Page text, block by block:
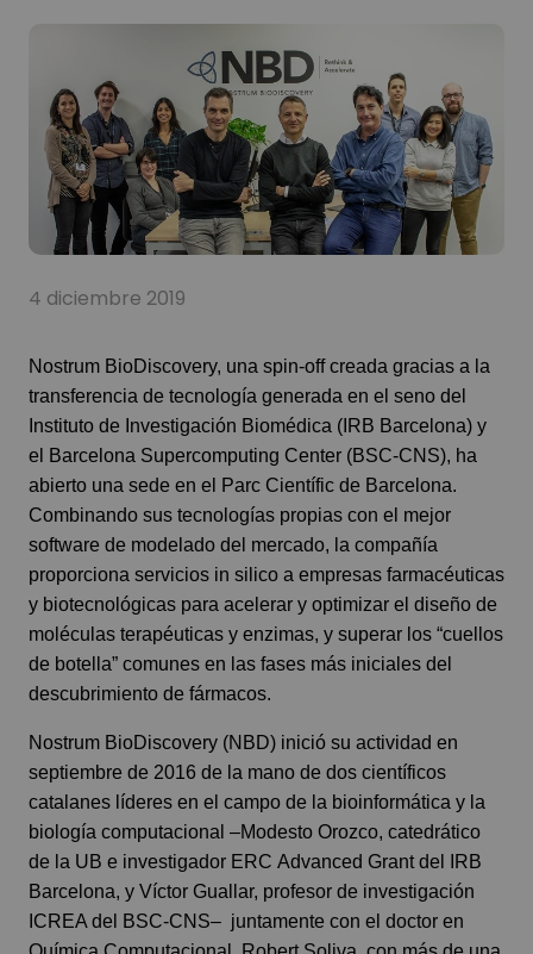
4 diciembre 2019
Nostrum BioDiscovery, una spin-off creada gracias a la
transferencia de tecnología generada en el seno del
Instituto de Investigación Biomédica (IRB Barcelona) y
el Barcelona Supercomputing Center (BSC-CNS), ha
abierto una sede en el Parc Científic de Barcelona.
Combinando sus tecnologías propias con el mejor
software de modelado del mercado, la compañía
proporciona servicios in silico a empresas farmacéuticas
y biotecnológicas para acelerar y optimizar el diseño de
moléculas terapéuticas y enzimas, y superar los “cuellos
de botella” comunes en las fases más iniciales del
descubrimiento de fármacos.
Nostrum BioDiscovery (NBD) inició su actividad en
septiembre de 2016 de la mano de dos científicos
catalanes líderes en el campo de la bioinformática y la
biología computacional –Modesto Orozco, catedrático
de la UB e investigador ERC Advanced Grant del
IRB
Barcelona, y Víctor Guallar, profesor de investigación
ICREA del
BSC-CNS– juntamente con el doctor en